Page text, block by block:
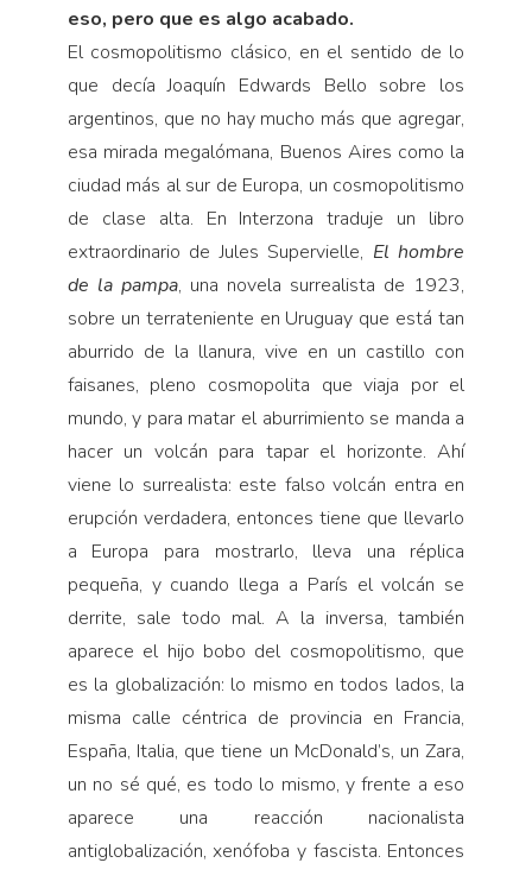
eso, pero que es algo acabado.
El cosmopolitismo clásico, en el sentido de lo
que decía Joaquín Edwards Bello sobre los
argentinos, que no hay mucho más que agregar,
esa mirada megalómana, Buenos Aires como la
ciudad más al sur de Europa, un cosmopolitismo
de clase alta. En Interzona traduje un libro
extraordinario de Jules Supervielle, El hombre
de la pampa, una novela surrealista de 1923,
sobre un terrateniente en Uruguay que está tan
aburrido de la llanura, vive en un castillo con
faisanes, pleno cosmopolita que viaja por el
mundo, y para matar el aburrimiento se manda a
hacer un volcán para tapar el horizonte. Ahí
viene lo surrealista: este falso volcán entra en
erupción verdadera, entonces tiene que llevarlo
a Europa para mostrarlo, lleva una réplica
pequeña, y cuando llega a París el volcán se
derrite, sale todo mal. A la inversa, también
aparece el hijo bobo del cosmopolitismo, que
es la globalización: lo mismo en todos lados, la
misma calle céntrica de provincia en Francia,
España, Italia, que tiene un McDonald’s, un Zara,
un no sé qué, es todo lo mismo, y frente a eso
aparece una reacción nacionalista
antiglobalización, xenófoba y fascista. Entonces